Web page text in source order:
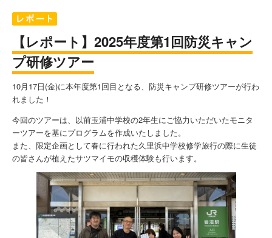
【レポート】2025年度第1回防災キャン
プ研修ツアー
10月17日(金)に本年度第1回目となる、防災キャンプ研修ツアーが行わ
れました！
今回のツアーは、以前玉浦中学校の2年生にご協力いただいたモニタ
ーツアーを基にプログラムを作成いたしました。
また、限定企画として春に行われた久里浜中学校修学旅行の際に生徒
の皆さんが植えたサツマイモの収穫体験も行います。